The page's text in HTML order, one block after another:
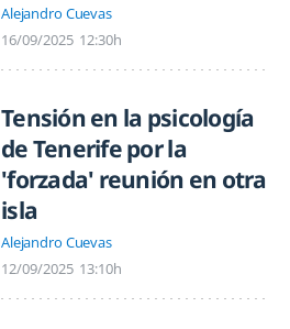
Alejandro Cuevas
16/09/2025 12:30h
Tensión en la psicología
de Tenerife por la
'forzada' reunión en otra
isla
Alejandro Cuevas
12/09/2025 13:10h